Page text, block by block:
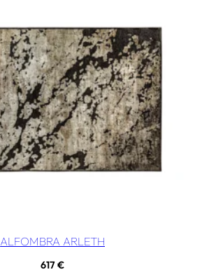
ALFOMBRA ARLETH
617€